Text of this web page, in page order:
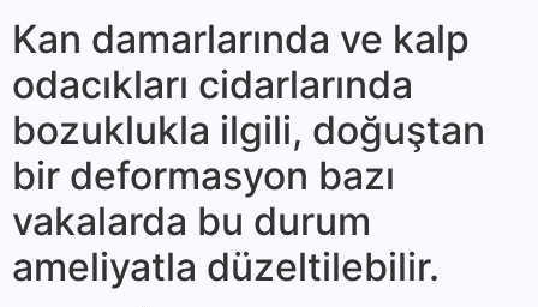
Kan da­marlarında ve kalp
odacıkları cidarlarında
bozukluk­la ilgili, doğuştan
bir deformasyon bazı
vakalarda bu durum
ameliyatla düzelti­lebilir.